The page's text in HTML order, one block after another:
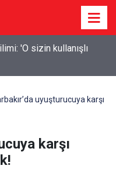
'O sizin kullanışlı
konutu ve iş yeri inşa
uyuşturucuya karşı
karşı